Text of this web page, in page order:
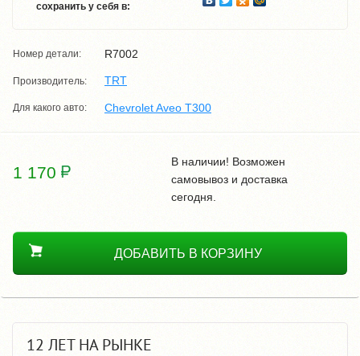
сохранить у себя в:
Номер детали: R7002
Производитель: TRT
Для какого авто: Chevrolet Aveo T300
1 170
В наличии! Возможен
самовывоз и доставка
сегодня.
ДОБАВИТЬ В КОРЗИНУ
12 ЛЕТ НА РЫНКЕ